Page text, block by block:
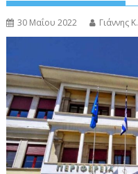
30 Μαΐου 2022 Γιάννης Κ.